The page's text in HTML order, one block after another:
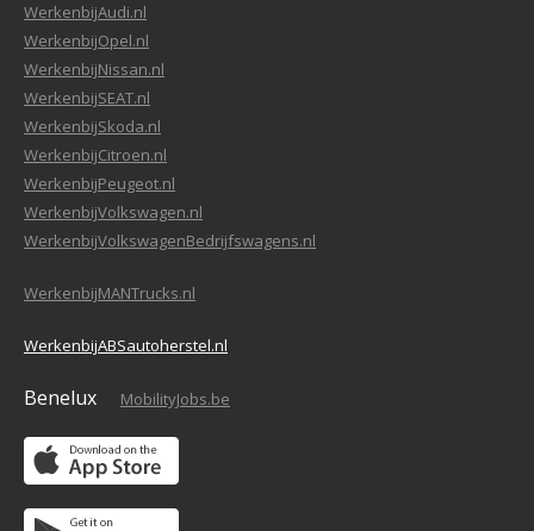
WerkenbijAudi.nl
WerkenbijOpel.nl
WerkenbijNissan.nl
WerkenbijSEAT.nl
WerkenbijSkoda.nl
WerkenbijCitroen.nl
WerkenbijPeugeot.nl
WerkenbijVolkswagen.nl
WerkenbijVolkswagenBedrijfswagens.nl
WerkenbijMANTrucks.nl
WerkenbijABSautoherstel.nl
Benelux MobilityJobs.be